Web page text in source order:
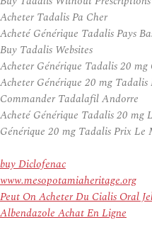
Acheter Tadalis Pa Cher
Acheté Générique Tadalis Pays
Buy Tadalis Websites
Acheter Générique Tadalis 20 mg
Acheter Générique 20 mg
Commander Tadalafil Andorre
Acheté Générique Tadalis 20 mg
Générique 20 mg Tadalis Prix Le
buy Diclofenac
www.mesopotamiaheritage.org
Peut On Acheter Du Cialis Oral
Albendazole Achat En Ligne